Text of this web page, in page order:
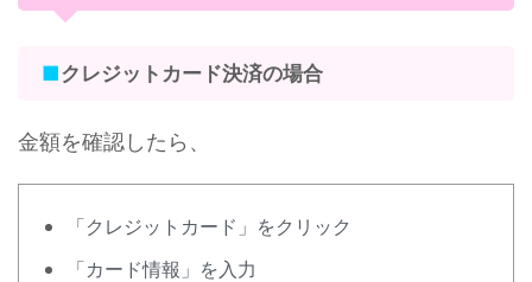
■クレジットカード決済の場合
金額を確認したら、
「クレジットカード」をクリック
「カード情報」を入力